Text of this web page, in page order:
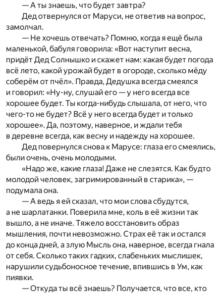
— А ты знаешь, что будет завтра?
Дед отвернулся от Маруси, не ответив на вопрос,
замолчал.
— Не хочешь отвечать? Помню, когда я ещё была
маленькой, бабуля говорила: «Вот наступит весна,
придёт Дед Солнышко и скажет нам: какая будет погода
всё лето, какой урожай будет в огороде, сколько мёду
соберём от пчёл». Правда, Дедушка всегда смеялся
и говорил: «Ну-ну, слушай его — у него всегда все
хорошее будет. Ты когда-нибудь слышала, от него, что
чего-то не будет? Всё у него всегда будет и только
хорошее». Да, поэтому, наверное, и ждали тебя
в деревне всегда, как весну и надежду на хорошее.
Дед повернулся снова к Марусе: глаза его смеялись,
были очень, очень молодыми.
«Надо же, какие глаза! Даже не слезятся. Как будто
молодой человек, загримированный в старика», —
подумала она.
— А ведь я ей сказал, что мои слова сбудутся,
а не шарлатанки. Поверила мне, коль в её жизни так
вышло, а не иначе. Тяжело восстановить образ
мышления, почти невозможно. Страх её так и остался
до конца дней, а злую Мысль она, наверное, всегда гнала
от себя. Сколько таких гадких, слабеньких мыслишек,
нарушили судьбоносное течение, впившись в Ум, как
пиявки.
— Откуда ты всё знаешь? Получается, что все, кто